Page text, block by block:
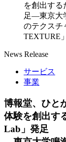
を創出する
足―東京大
のテクスチ
TEXTURE
News Release
サービス
事業
博報堂、ひと
体験を創出す
Lab」発足